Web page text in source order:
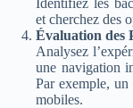
et cherchez des
Évaluation des
Analysez
une navigation
Par exemple,
mobiles.